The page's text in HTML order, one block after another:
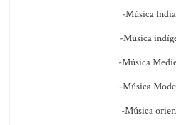
-Música
-Música
-Música
-Música
-Música